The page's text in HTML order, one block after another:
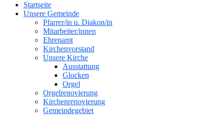
oben
Startseite
Unsere Gemeinde
Pfarrer/in u. Diakon/in
Mitarbeiter/innen
Ehrenamt
Kirchenvorstand
Unsere Kirche
Ausstattung
Glocken
Orgel
Orgelrenovierung
Kirchenrenovierung
Gemeindegebiet